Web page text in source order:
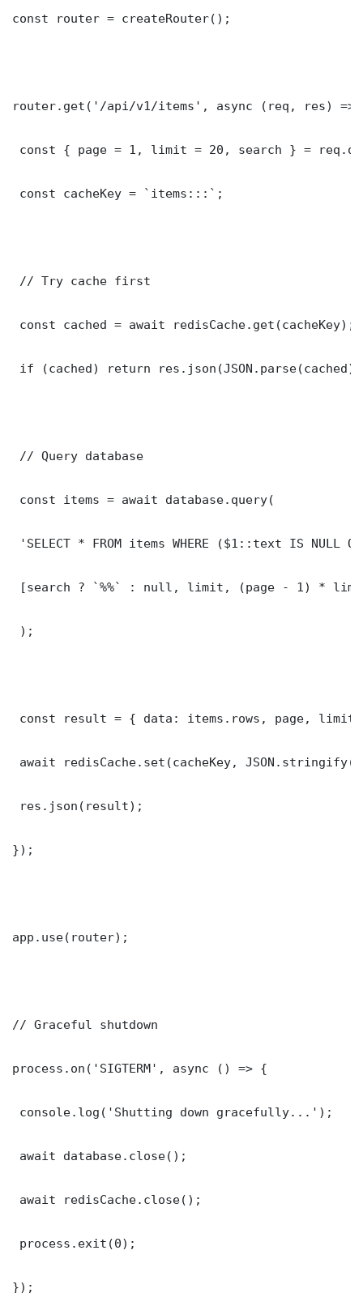
const router = createRouter();
router.get('/api/v1/items', async (req, res) =>
const { page = 1, limit = 20, search } =
const cacheKey = `items:::`;
// Try cache first
const cached = await redisCache.get(cacheKey);
if (cached) return
// Query database
const items = await database.query(
'SELECT * FROM items WHERE ($1::text IS NULL
[search ? `%%` : null, limit, (page - 1) *
);
const result = { data: items.rows, page,
await redisCache.set(cacheKey,
res.json(result);
});
app.use(router);
// Graceful shutdown
process.on('SIGTERM', async () => {
console.log('Shutting down gracefully...');
await database.close();
await redisCache.close();
process.exit(0);
});